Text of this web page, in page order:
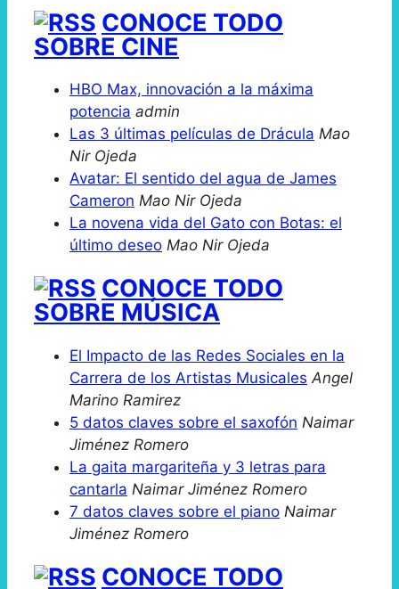
CONOCE TODO
SOBRE CINE
HBO Max, innovación a la máxima
potencia admin
Las 3 últimas películas de Drácula Mao
Nir Ojeda
Avatar: El sentido del agua de James
Cameron Mao Nir Ojeda
La novena vida del Gato con Botas: el
último deseo Mao Nir Ojeda
CONOCE TODO
SOBRE MÚSICA
El Impacto de las Redes Sociales en la
Carrera de los Artistas Musicales Angel
Marino Ramirez
5 datos claves sobre el saxofón Naimar
Jiménez Romero
La gaita margariteña y 3 letras para
cantarla Naimar Jiménez Romero
7 datos claves sobre el piano Naimar
Jiménez Romero
CONOCE TODO